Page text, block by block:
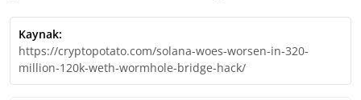
Kaynak:
https://cryptopotato.com/solana-woes-worsen-in-320-
million-120k-weth-wormhole-bridge-hack/